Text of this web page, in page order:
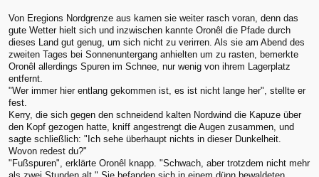
Von Eregions Nordgrenze aus kamen sie weiter rasch voran, denn das
gute Wetter hielt sich und inzwischen kannte Oronêl die Pfade durch
dieses Land gut genug, um sich nicht zu verirren. Als sie am Abend des
zweiten Tages bei Sonnenuntergang anhielten um zu rasten, bemerkte
Oronêl allerdings Spuren im Schnee, nur wenig von ihrem Lagerplatz
entfernt.
"Wer immer hier entlang gekommen ist, es ist nicht lange her", stellte er
fest.
Kerry, die sich gegen den schneidend kalten Nordwind die Kapuze über
den Kopf gezogen hatte, kniff angestrengt die Augen zusammen, und
sagte schließlich: "Ich sehe überhaupt nichts in dieser Dunkelheit.
Wovon redest du?"
"Fußspuren", erklärte Oronêl knapp. "Schwach, aber trotzdem nicht mehr